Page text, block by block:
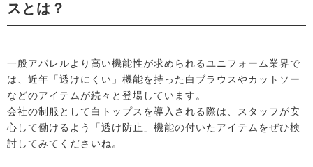
スとは？
一般アパレルより高い機能性が求められるユニフォーム業界で
は、近年「透けにくい」機能を持った白ブラウスやカットソー
などのアイテムが続々と登場しています。
会社の制服として白トップスを導入される際は、スタッフが安
心して働けるよう「透け防止」機能の付いたアイテムをぜひ検
討してみてくださいね。